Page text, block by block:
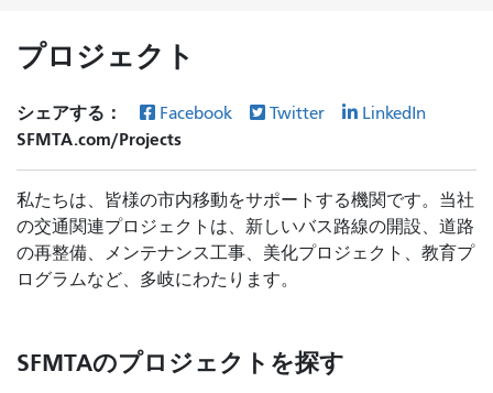
プロジェクト
シェアする： Facebook Twitter LinkedIn
SFMTA.com/Projects
私たちは、皆様の市内移動をサポートする機関です。当社
の交通関連プロジェクトは、新しいバス路線の開設、道路
の再整備、メンテナンス工事、美化プロジェクト、教育プ
ログラムなど、多岐にわたります。
SFMTAのプロジェクトを探す